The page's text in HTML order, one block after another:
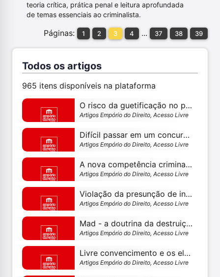
teoria crítica, prática penal e leitura aprofundada
de temas essenciais ao criminalista.
Páginas: 1 2 3 4 ... 37 38 39
Todos os artigos
965 itens disponíveis na plataforma
O risco da guetificação no processo coletivo: breve reflexão sobre a legitimidade defensorial coletiva – o ncpc e a adi n. 3943 – por maurilio casas maia
Artigos Empório do Direito, Acesso Livre
Difícil passar em um concurso? conheça a história de davi lorso
Artigos Empório do Direito, Acesso Livre
A nova competência criminal para o crime de estelionato e a questão dos processos pendentes
Artigos Empório do Direito, Acesso Livre
Violação da presunção de inocência e execução provisória da pena como instrumentos de manutenção da condição de violador de direitos
Artigos Empório do Direito, Acesso Livre
Mad - a doutrina da destruição mútua assegurada e o aprofundamento da crise no brasil
Artigos Empório do Direito, Acesso Livre
Livre convencimento e os elementos informativos colhidos na investigação
Artigos Empório do Direito, Acesso Livre